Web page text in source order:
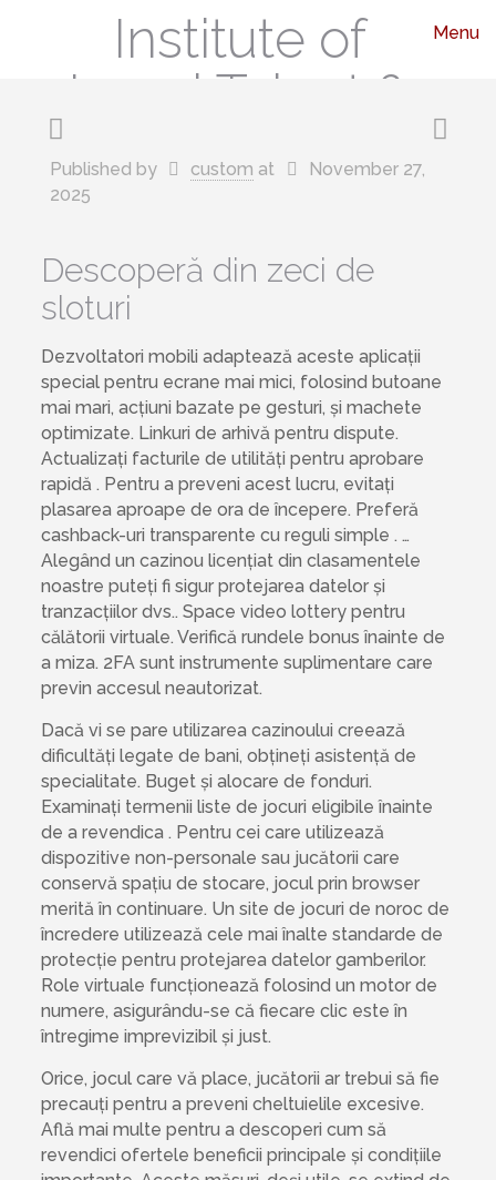
Institute of
Legal Talent &
Leadership
Menu
Published by custom at
November 27,
2025
Descoperă din zeci de
sloturi
Dezvoltatori mobili adaptează aceste aplicații
special pentru ecrane mai mici, folosind butoane
mai mari, acțiuni bazate pe gesturi, și machete
optimizate. Linkuri de arhivă pentru dispute.
Actualizați facturile de utilități pentru aprobare
rapidă . Pentru a preveni acest lucru, evitați
plasarea aproape de ora de începere. Preferă
cashback-uri transparente cu reguli simple . …
Alegând un cazinou licențiat din clasamentele
noastre puteți fi sigur protejarea datelor și
tranzacțiilor dvs.. Space video lottery pentru
călătorii virtuale. Verifică rundele bonus înainte de
a miza. 2FA sunt instrumente suplimentare care
previn accesul neautorizat.
Dacă vi se pare utilizarea cazinoului creează
dificultăți legate de bani, obțineți asistență de
specialitate. Buget și alocare de fonduri.
Examinați termenii liste de jocuri eligibile înainte
de a revendica . Pentru cei care utilizează
dispozitive non-personale sau jucătorii care
conservă spațiu de stocare, jocul prin browser
merită în continuare. Un site de jocuri de noroc de
încredere utilizează cele mai înalte standarde de
protecție pentru protejarea datelor gamberilor.
Role virtuale funcționează folosind un motor de
numere, asigurându-se că fiecare clic este în
întregime imprevizibil și just.
Orice, jocul care vă place, jucătorii ar trebui să fie
precauți pentru a preveni cheltuielile excesive.
Află mai multe pentru a descoperi cum să
revendici ofertele beneficii principale și condițiile